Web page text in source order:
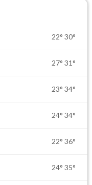
22° 30°
27° 31°
23° 34°
24° 34°
22° 36°
24° 35°